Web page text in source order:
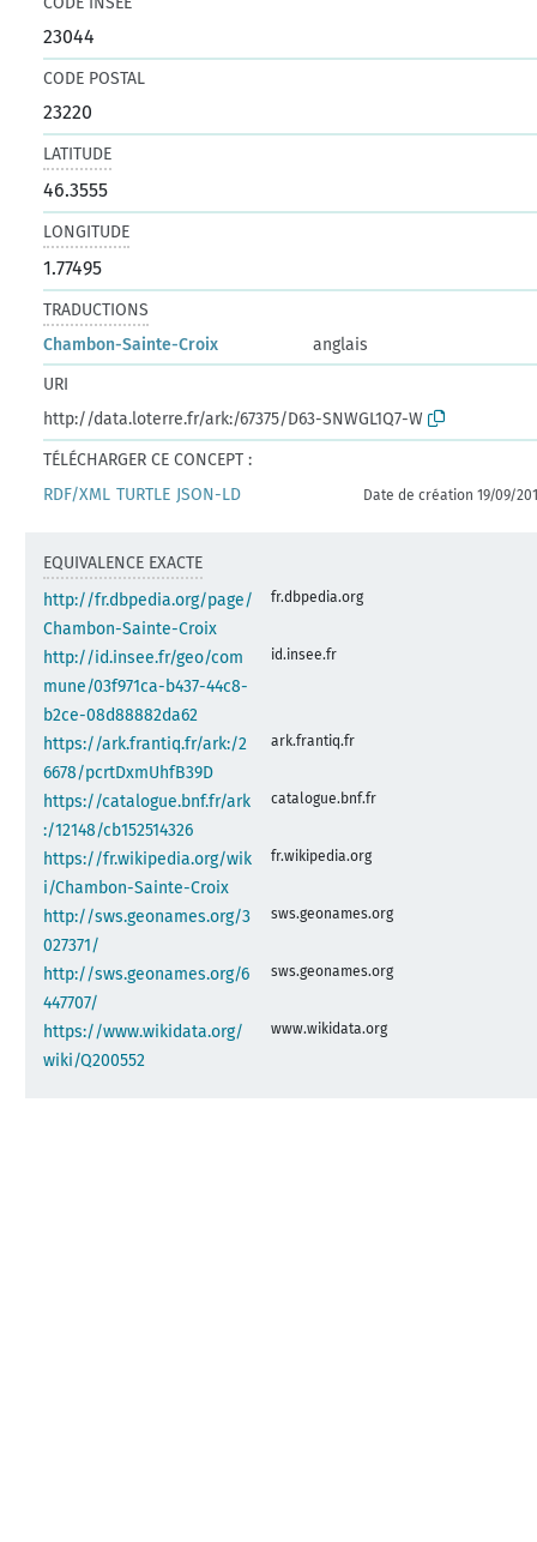
23044
CODE POSTAL
23220
LATITUDE
46.3555
LONGITUDE
1.77495
TRADUCTIONS
Chambon-Sainte-Croix
anglais
URI
http://data.loterre.fr/ark:/67375/D63-SNWGL1Q7-W
TÉLÉCHARGER CE CONCEPT :
RDF/XML TURTLE JSON-LD Date de création 19/09/
EQUIVALENCE EXACTE
http://fr.dbpedia.org/page/
Chambon-Sainte-Croix
fr.dbpedia.org
http://id.insee.fr/geo/com
mune/03f971ca-b437-44c8-
b2ce-08d88882da62
id.insee.fr
https://ark.frantiq.fr/ark:/2
6678/pcrtDxmUhfB39D
ark.frantiq.fr
https://catalogue.bnf.fr/ark
:/12148/cb152514326
catalogue.bnf.fr
https://fr.wikipedia.org/wik
i/Chambon-Sainte-Croix
fr.wikipedia.org
http://sws.geonames.org/3
027371/
sws.geonames.org
http://sws.geonames.org/6
447707/
sws.geonames.org
https://www.wikidata.org/
wiki/Q200552
www.wikidata.org